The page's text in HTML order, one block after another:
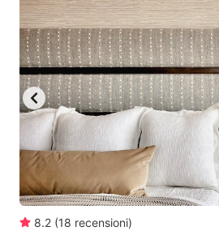
8.2 (18 recensioni)